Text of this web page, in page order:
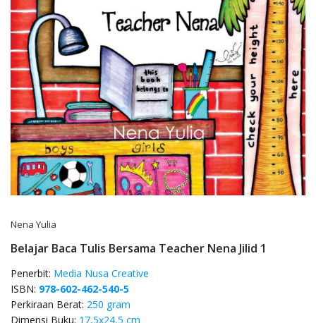
Nena Yulia
Belajar Baca Tulis Bersama Teacher Nena Jilid 1
Penerbit: Media Nusa Creative
ISBN: 978-602-462-540-5
Perkiraan Berat: 250 gram
Dimensi Buku: 17,5x24,5 cm